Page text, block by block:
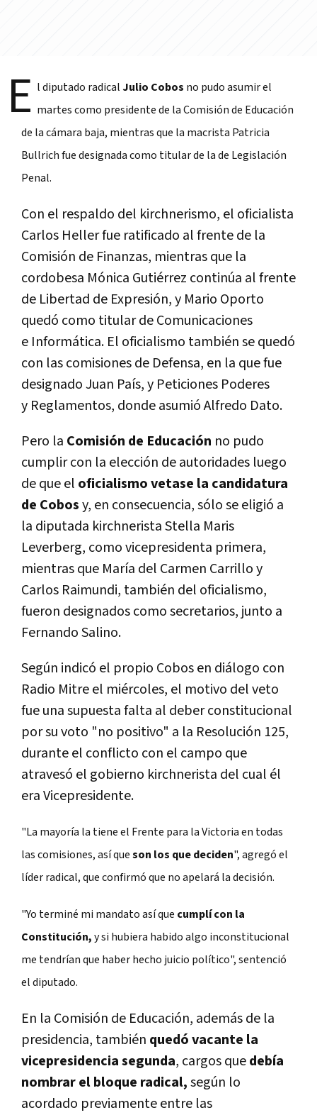
E l diputado radical Julio Cobos no pudo asumir el
martes como presidente de la Comisión de Educación
de la cámara baja, mientras que la macrista Patricia
Bullrich fuedesignada como titular de la de Legislación
Penal.
Con el respaldo del kirchnerismo, el oficialista
Carlos Heller fue ratificado al frente de la
Comisión de Finanzas, mientras que la
cordobesa Mónica Gutiérrez continúa al frente
de Libertad de Expresión, y Mario Oporto
quedó como titular de Comunicaciones
e Informática. El oficialismo también se quedó
con las comisiones de Defensa, en la que fue
designado Juan País, y Peticiones Poderes
y Reglamentos, donde asumió Alfredo Dato.
Pero la Comisión de Educación no pudo
cumplir con la elección de autoridades luego
de que el oficialismo vetase la candidatura
de Cobosy, en consecuencia, sólo se eligió a
la diputada kirchnerista Stella Maris
Leverberg, como vicepresidenta primera,
mientras que María del Carmen Carrillo y
Carlos Raimundi, también del oficialismo,
fueron designados como secretarios, junto a
Fernando Salino.
Según indicó el propio Cobos en diálogo con
Radio Mitre el miércoles, el motivo del veto
fue una supuesta falta al deber constitucional
por su voto "no positivo" a la Resolución 125,
durante el conflicto con el campo que
atravesó el gobierno kirchnerista del cual él
era Vicepresidente.
"La mayoría la tiene el Frente para la Victoria en todas
las comisiones, así queson los que deciden", agregó el
líder radical, que confirmó que no apelará la decisión.
"Yo terminé mi mandato así que cumplí con la
Constitución,y si hubiera habido algo inconstitucional
me tendrían que haber hecho juicio político", sentenció
el diputado.
En la Comisión de Educación, además de la
presidencia, también quedó vacante la
vicepresidencia segunda, cargos quedebía
nombrar el bloque radical,según lo
acordado previamente entre las